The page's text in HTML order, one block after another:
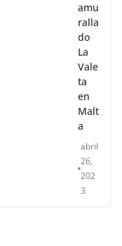
amu
ralla
do
La
Vale
ta
en
Malt
a
abril
26,
202
3